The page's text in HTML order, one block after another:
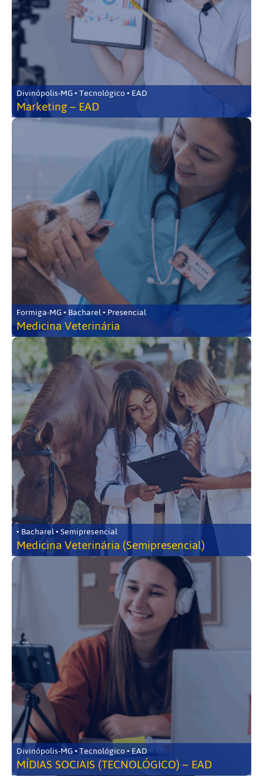
Divinópolis-MG • Tecnológico • EAD
Marketing – EAD
Formiga-MG • Bacharel • Presencial
Medicina Veterinária
• Bacharel • Semipresencial
Medicina Veterinária (Semipresencial)
Divinópolis-MG • Tecnológico • EAD
MÍDIAS SOCIAIS (TECNOLÓGICO) – EAD